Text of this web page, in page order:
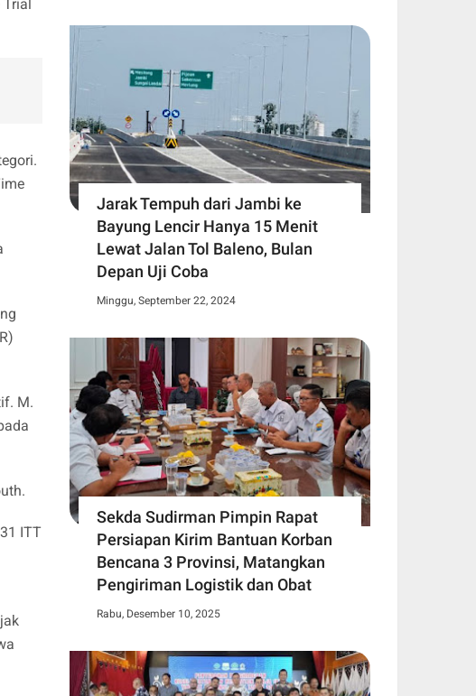
M.
ITT
Jarak Tempuh dari Jambi ke
Bayung Lencir Hanya 15 Menit
Lewat Jalan Tol Baleno, Bulan
Depan Uji Coba
Minggu, September 22, 2024
Sekda Sudirman Pimpin Rapat
Persiapan Kirim Bantuan Korban
Bencana 3 Provinsi, Matangkan
Pengiriman Logistik dan Obat
Rabu, Desember 10, 2025